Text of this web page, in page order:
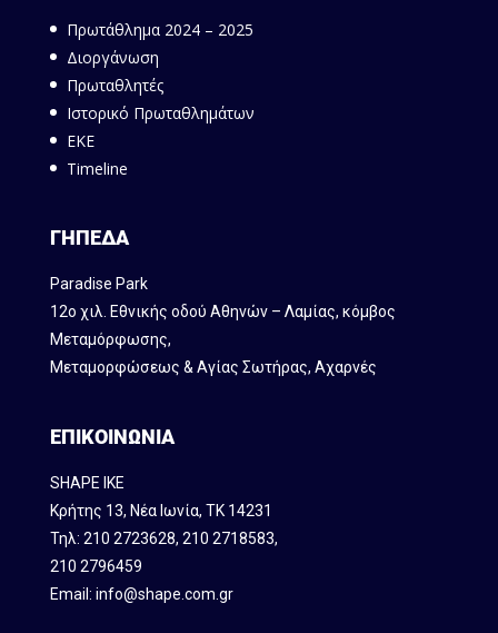
Πρωτάθλημα 2024 – 2025
Διοργάνωση
Πρωταθλητές
Ιστορικό Πρωταθλημάτων
ΕΚΕ
Timeline
ΓΗΠΕΔΑ
Paradise Park
12ο χιλ. Εθνικής οδού Αθηνών – Λαμίας, κόμβος
Mεταμόρφωσης,
Μεταμορφώσεως & Αγίας Σωτήρας, Αχαρνές
ΕΠΙΚΟΙΝΩΝΙΑ
SHAPE IKE
Κρήτης 13, Νέα Ιωνία, ΤΚ 14231
Τηλ: 210 2723628, 210 2718583,
210 2796459
Email: info@shape.com.gr